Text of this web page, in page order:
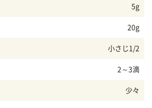
5g
20g
小さじ1/2
2～3滴
少々